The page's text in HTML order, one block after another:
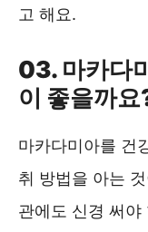
고 해요.
03. 마카다
이 좋을까요
마카다미아를 건
취 방법을 아는
관에도 신경 써야